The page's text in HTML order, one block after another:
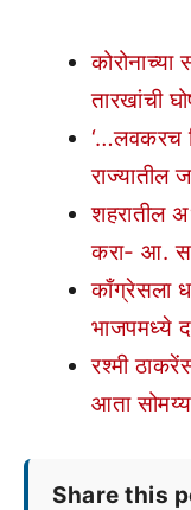
तारखांची
‘…लवकरच
राज्यातील
शहरातील
करा- आ.
काँग्रेसला
भाजपमध्ये
रश्मी
आता
Share this